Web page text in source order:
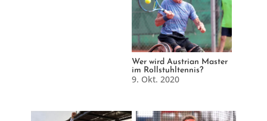
Wer wird Austrian Master
im Rollstuhltennis?
9. Okt. 2020